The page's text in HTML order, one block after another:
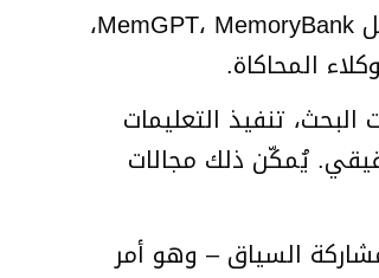
تُنفذ التخزين الدائم والهرمي، مما يُمكّن التعلم الطويل الأمد واستدعاء المعرفة للوكلاء (مثل MemGPT، MemoryBank،
المحاكاة.
تنفيذ التعليمات
يُمكّن ذلك مجالات
السياق – وهو أمر